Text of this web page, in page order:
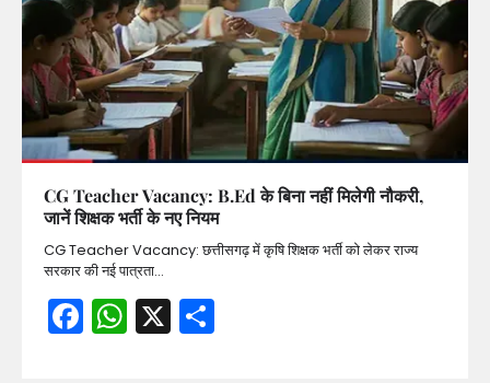
CG Teacher Vacancy: B.Ed के बिना नहीं मिलेगी नौकरी,
जानें शिक्षक भर्ती के नए नियम
CG Teacher Vacancy: छत्तीसगढ़ में कृषि शिक्षक भर्ती को लेकर राज्य
सरकार की नई पात्रता…
Facebook
WhatsApp
X